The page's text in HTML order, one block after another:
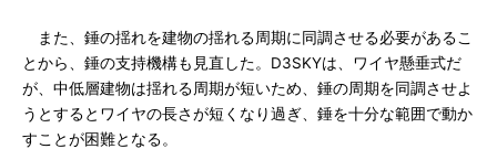
また、錘の揺れを建物の揺れる周期に同調させる必要があるこ
とから、錘の支持機構も見直した。D3SKYは、ワイヤ懸垂式だ
が、中低層建物は揺れる周期が短いため、錘の周期を同調させよ
うとするとワイヤの長さが短くなり過ぎ、錘を十分な範囲で動か
すことが困難となる。